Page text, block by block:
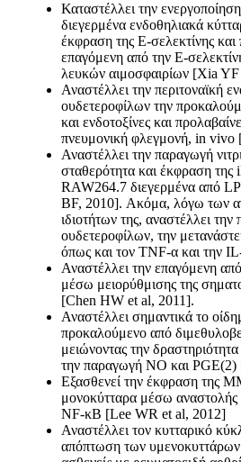
Καταστέλλει την
διεγερμένα ενδοθηλιακά
έκφραση της Ε-σελεκτίνης και
επαγόμενη από την Ε-
λευκών αιμοσφαιρίων [Xia
Αναστέλλει την περιτοναϊκή
ουδετεροφίλων την
και ενδοτοξίνες και
πνευμονική φλεγμονή, in
Αναστέλλει την παραγωγή
σταθερότητα και έκφραση
RAW264.7 διεγερμένα από
BF, 2010]. Ακόμα, λόγω των
ιδιοτήτων της, αναστέλλει
ουδετεροφίλων, την
όπως και τον TNF-α και την
Αναστέλλει την επαγόμενη
μέσω μειορύθμισης της
[Chen HW et al, 2011].
Αναστέλλει σημαντικά το
προκαλούμενο από
μειώνοντας την
την παραγωγή ΝΟ και
Εξασθενεί την έκφραση της
μονοκύτταρα μέσω αναστολής
NF-κB [Lee WR et al, 2012]
Αναστέλλει τον κυτταρικό
απόπτωση των